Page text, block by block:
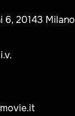
6, 20143 Milano